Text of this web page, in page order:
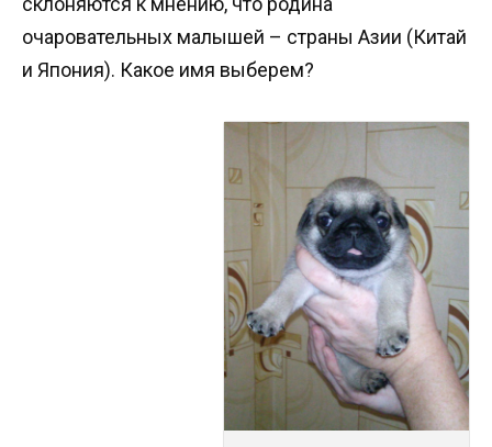
очаровательных малышей – страны Азии (Китай
и Япония). Какое имя выберем?